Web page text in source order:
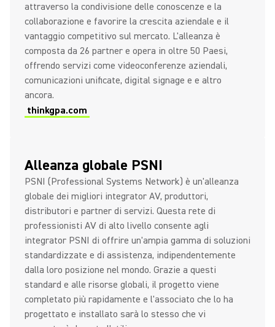
attraverso la condivisione delle conoscenze e la
collaborazione e favorire la crescita aziendale e il
vantaggio competitivo sul mercato. L'alleanza è
composta da 26 partner e opera in oltre 50 Paesi,
offrendo servizi come videoconferenze aziendali,
comunicazioni unificate, digital signage e e altro
ancora.
thinkgpa.com
Alleanza globale PSNI
PSNI (Professional Systems Network) è un'alleanza
globale dei migliori integrator AV, produttori,
distributori e partner di servizi. Questa rete di
professionisti AV di alto livello consente agli
integrator PSNI di offrire un'ampia gamma di soluzioni
standardizzate e di assistenza, indipendentemente
dalla loro posizione nel mondo. Grazie a questi
standard e alle risorse globali, il progetto viene
completato più rapidamente e l'associato che lo ha
progettato e installato sarà lo stesso che vi